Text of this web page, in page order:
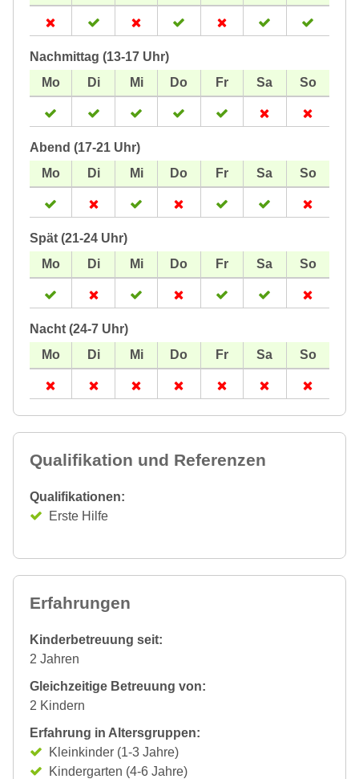
Nachmittag (13-17 Uhr)
Abend (17-21 Uhr)
Spät (21-24 Uhr)
Nacht (24-7 Uhr)
Qualifikation und Referenzen
Qualifikationen:
Erste Hilfe
Erfahrungen
Kinderbetreuung seit:
2 Jahren
Gleichzeitige Betreuung von:
2 Kindern
Erfahrung in Altersgruppen:
Kleinkinder (1-3 Jahre)
Kindergarten (4-6 Jahre)